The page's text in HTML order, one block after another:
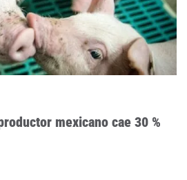
mexicano cae 30 %